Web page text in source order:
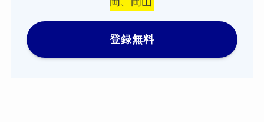
登録無料